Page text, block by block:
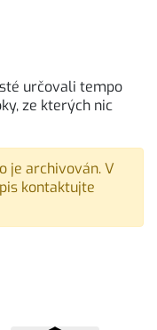
určovali tempo
ze kterých nic
je archivován. V
kontaktujte